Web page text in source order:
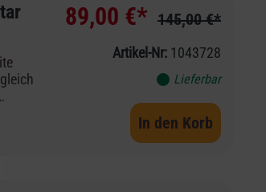
und
89,00 €* 145,00 €*
Artikel-Nr: 1043728
Lieferbar
In den Korb